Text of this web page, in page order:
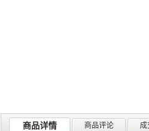
商品详情 商品评论 成